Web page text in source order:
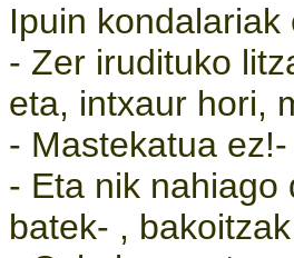
Ipuin
- Zer irudituko
eta, intxaur hori,
- Mastekatua
- Eta nik nahiago
batek- ,